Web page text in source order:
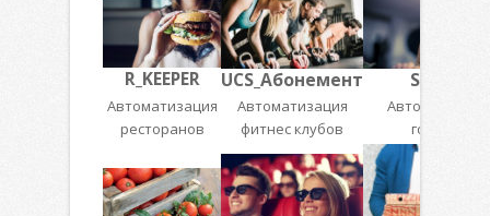
R_KEEPER
Автоматизация
ресторанов
UCS_Абонемент
Автоматизация
фитнес клубов
Shelter
гостиниц